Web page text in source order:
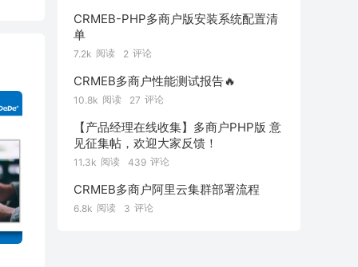
CRMEB-PHP多商户版安装系统配置清
单
7.2k 阅读 2 评论
CRMEB多商户性能测试报告🔥
10.8k 阅读 27 评论
【产品经理在线收集】多商户PHP版 意
见征集帖，欢迎大家反馈！
11.3k 阅读 439 评论
CRMEB多商户阿里云集群部署流程
6.8k 阅读 3 评论